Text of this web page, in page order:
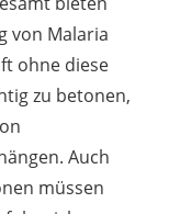
von Malaria
ohne diese
zu betonen,
Auch
müssen